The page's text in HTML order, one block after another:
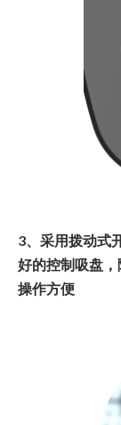
3、采用拨动式
好的控制吸盘
操作方便